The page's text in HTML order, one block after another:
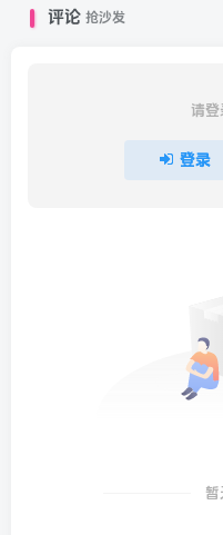
评论 抢沙发
请登
登录
暂